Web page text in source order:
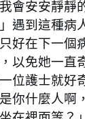
會安安靜靜
遇到這種病
好在下一個
以免她一直
位護士就好
你什麼人啊